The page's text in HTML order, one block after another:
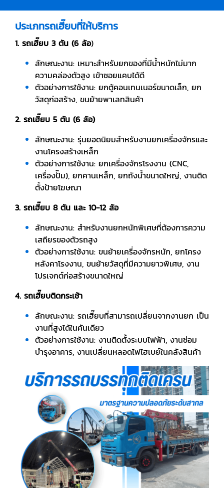
ประเภทรถเฮี๊ยบที่ให้บริการ
1. รถเฮี๊ยบ 3 ตัน (6 ล้อ)
ลักษณะงาน: เหมาะสำหรับยกของที่มีน้ำหนักไม่มาก
ความคล่องตัวสูง เข้าซอยแคบได้ดี
ตัวอย่างการใช้งาน: ยกตู้คอนเทนเนอร์ขนาดเล็ก, ยก
วัสดุก่อสร้าง, ขนย้ายพาเลทสินค้า
2. รถเฮี๊ยบ 5 ตัน (6 ล้อ)
ลักษณะงาน: รุ่นยอดนิยมสำหรับงานยกเครื่องจักรและ
งานโครงสร้างเหล็ก
ตัวอย่างการใช้งาน: ยกเครื่องจักรโรงงาน (CNC,
เครื่องปั๊ม), ยกคานเหล็ก, ยกถังน้ำขนาดใหญ่, งานติด
ตั้งป้ายโฆษณา
3. รถเฮี๊ยบ 8 ตัน และ 10-12 ล้อ
ลักษณะงาน: สำหรับงานยกหนักพิเศษที่ต้องการความ
เสถียรของตัวรถสูง
ตัวอย่างการใช้งาน: ขนย้ายเครื่องจักรหนัก, ยกโครง
หลังคาโรงงาน, ขนย้ายวัสดุที่มีความยาวพิเศษ, งาน
โปรเจกต์ก่อสร้างขนาดใหญ่
4. รถเฮี๊ยบติดกระเช้า
ลักษณะงาน: รถเฮี๊ยบที่สามารถเปลี่ยนจากงานยก เป็น
งานที่สูงได้ในคันเดียว
ตัวอย่างการใช้งาน: งานติดตั้งระบบไฟฟ้า, งานซ่อม
บำรุงอาคาร, งานเปลี่ยนหลอดไฟไฮเบย์ในคลังสินค้า